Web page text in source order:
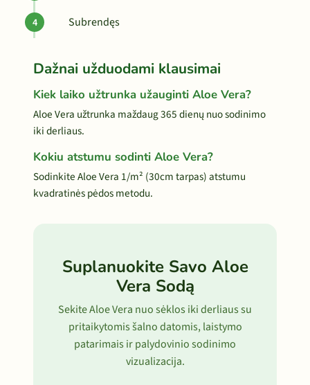
Subrendęs
Dažnai užduodami klausimai
Kiek laiko užtrunka užauginti Aloe Vera?
Aloe Vera užtrunka maždaug 365 dienų nuo sodinimo
iki derliaus.
Kokiu atstumu sodinti Aloe Vera?
Sodinkite Aloe Vera 1/m² (30cm tarpas) atstumu
kvadratinės pėdos metodu.
Suplanuokite Savo Aloe
Vera Sodą
Sekite Aloe Vera nuo sėklos iki derliaus su
pritaikytomis šalno datomis, laistymo
patarimais ir palydovinio sodinimo
vizualizacija.